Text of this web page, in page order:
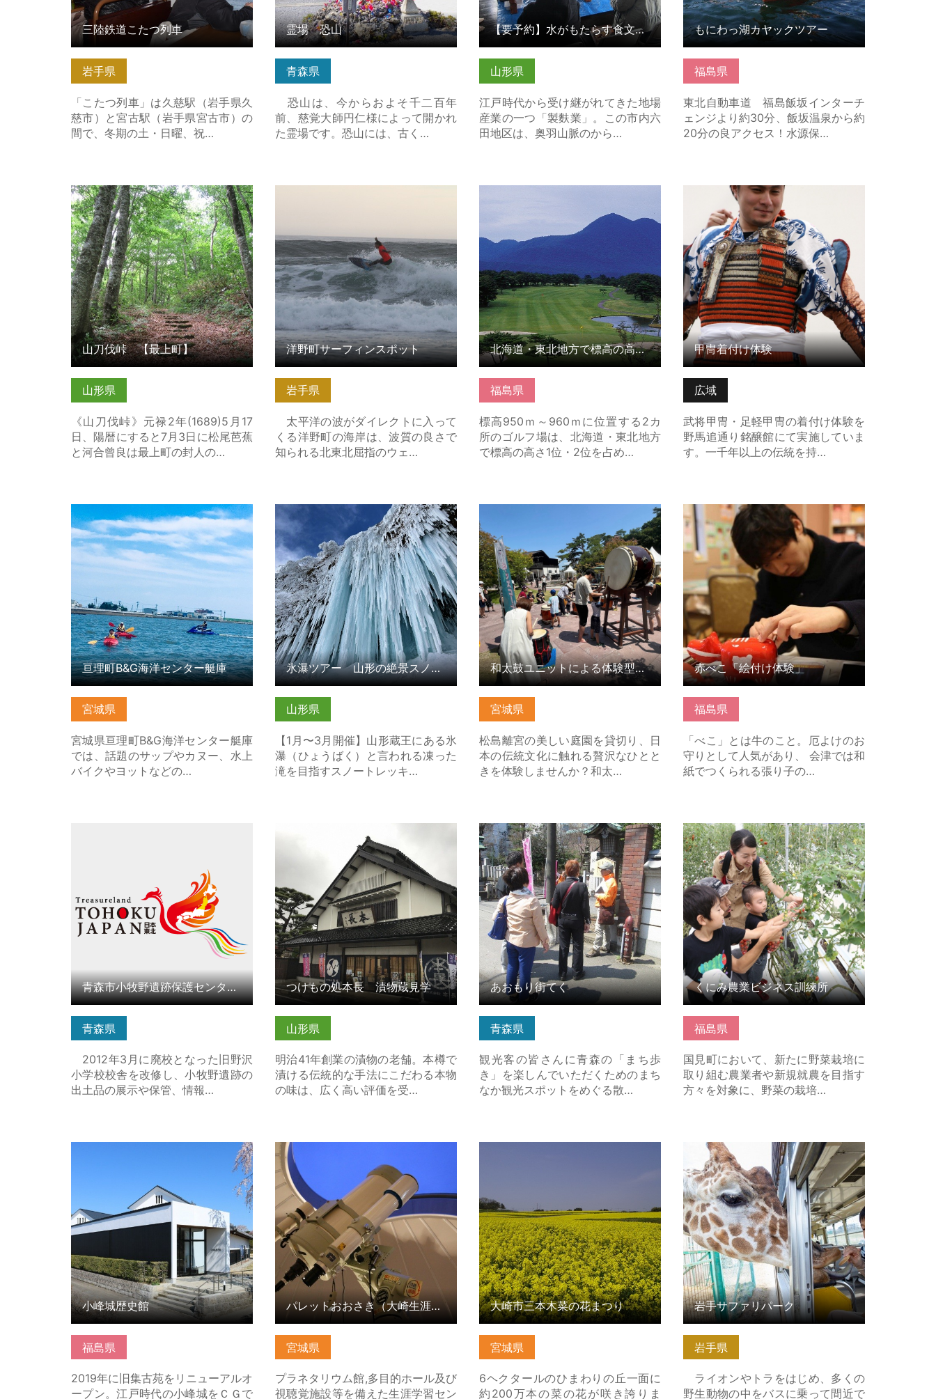
岩手県
「こたつ列車」は久慈駅（岩手県久
慈市）と宮古駅（岩手県宮古市）の
間で、冬期の土・日曜、祝…
三陸鉄道こたつ列車
青森県
恐山は、今からおよそ千二百年
前、慈覚大師円仁様によって開かれ
た霊場です。恐山には、古く…
霊場 恐山
山形県
江戸時代から受け継がれてきた地場
産業の一つ「製麩業」。この市内六
田地区は、奥羽山脈のから…
【要予約】水がもたらす食文化「六田麩街道～焼き麩づくり体験…
福島県
東北自動車道 福島飯坂インターチ
ェンジより約30分、飯坂温泉から約
20分の良アクセス！水源保…
もにわっ湖カヤックツアー
山形県
《山刀伐峠》元禄2年(1689)5月17
日、陽暦にすると7月3日に松尾芭蕉
と河合曾良は最上町の封人の…
山刀伐峠 【最上町】 の詳細はこち
ら
山刀伐峠 【最上町】
岩手県
太平洋の波がダイレクトに入って
くる洋野町の海岸は、波質の良さで
知られる北東北屈指のウェ…
洋野町サーフィンスポット
福島県
標高950ｍ～960ｍに位置する2カ
所のゴルフ場は、北海道・東北地方
で標高の高さ1位・2位を占め…
北海道・東北地方で標高の高さ1位2位を占めるゴルフ場
広域
武将甲冑・足軽甲冑の着付け体験を
野馬追通り銘醸館にて実施していま
す。一千年以上の伝統を持…
甲冑着付け体験 の詳細はこちら
甲冑着付け体験
宮城県
宮城県亘理町B&G海洋センター艇庫
では、話題のサップやカヌー、水上
バイクやヨットなどの…
亘理町B&G海洋センター艇庫 の詳細
はこちら
亘理町B&G海洋センター艇庫
山形県
【1月〜3月開催】山形蔵王にある氷
瀑（ひょうばく）と言われる凍った
滝を目指すスノートレッキ…
氷瀑ツアー 山形の絶景スノートレ
ッキング の詳細はこちら
氷瀑ツアー 山形の絶景スノートレッキング
宮城県
松島離宮の美しい庭園を貸切り、日
本の伝統文化に触れる贅沢なひとと
きを体験しませんか？和太…
和太鼓ユニットによる体験型ディナ
ー の詳細はこちら
和太鼓ユニットによる体験型ディナー
福島県
「べこ」とは牛のこと。厄よけのお
守りとして人気があり、 会津では和
紙でつくられる張り子の…
赤べこ「絵付け体験」 の詳細はこち
ら
赤べこ「絵付け体験」
青森県
2012年3月に廃校となった旧野沢
小学校校舎を改修し、小牧野遺跡の
出土品の展示や保管、情報…
青森市小牧野遺跡保護センター「縄文の学び舎・小牧野館」
山形県
明治41年創業の漬物の老舗。本樽で
漬ける伝統的な手法にこだわる本物
の味は、広く高い評価を受…
つけもの処本長 漬物蔵見学
青森県
観光客の皆さんに青森の「まち歩
き」を楽しんでいただくためのまち
なか観光スポットをめぐる散…
あおもり街てく の詳細はこちら
あおもり街てく
福島県
国見町において、新たに野菜栽培に
取り組む農業者や新規就農を目指す
方々を対象に、野菜の栽培…
くにみ農業ビジネス訓練所 の詳細は
こちら
くにみ農業ビジネス訓練所
福島県
2019年に旧集古苑をリニューアルオ
ープン。江戸時代の小峰城をＣＧで
小峰城歴史館
宮城県
プラネタリウム館,多目的ホール及び
視聴覚施設等を備えた生涯学習セン
パレットおおさき（大崎生涯学習セ
ンター） の詳細はこちら
パレットおおさき（大崎生涯学習センター）
宮城県
6ヘクタールのひまわりの丘一面に
約200万本の菜の花が咲き誇りま
大崎市三本木菜の花まつり
岩手県
ライオンやトラをはじめ、多くの
野生動物の中をバスに乗って間近で
岩手サファリパーク の詳細はこちら
岩手サファリパーク